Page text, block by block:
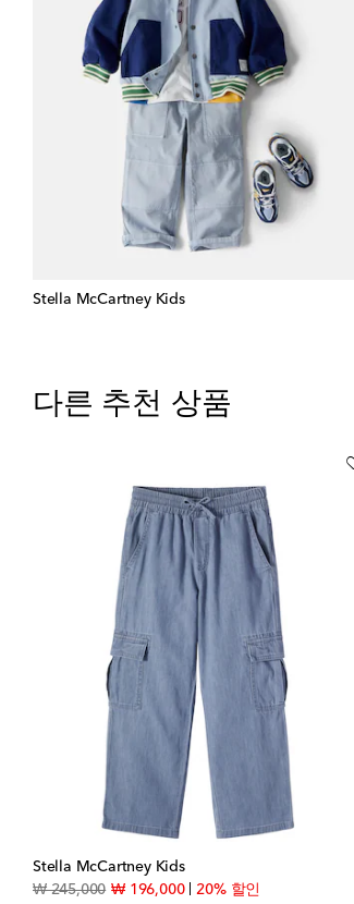
Stella McCartney Kids
다른 추천 상품
Stella McCartney Kids
₩ 245,000original price
₩ 196,000discount price
20% 할인